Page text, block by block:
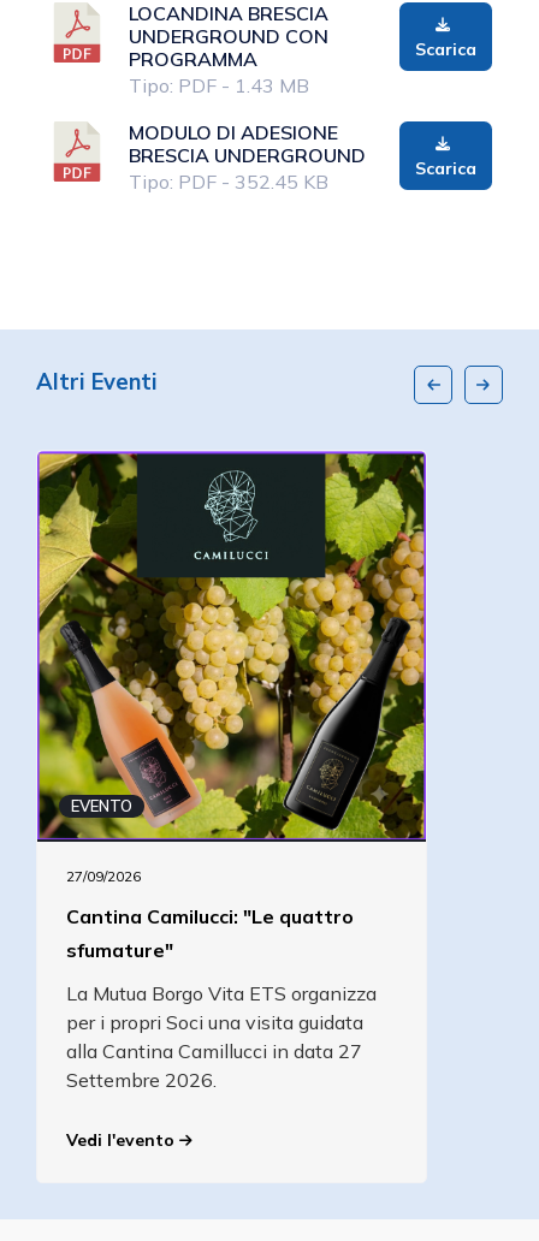
LOCANDINA BRESCIA
UNDERGROUND CON
PROGRAMMA
Tipo: PDF - 1.43 MB
Scarica
MODULO DI ADESIONE
BRESCIA UNDERGROUND
Tipo: PDF - 352.45 KB
Scarica
Altri Eventi
EVENTO
27/09/2026
Cantina Camilucci: "Le quattro
sfumature"
La Mutua Borgo Vita ETS organizza
per i propri Soci una visita guidata
alla Cantina Camillucci in data 27
Settembre 2026.
Vedi l'evento